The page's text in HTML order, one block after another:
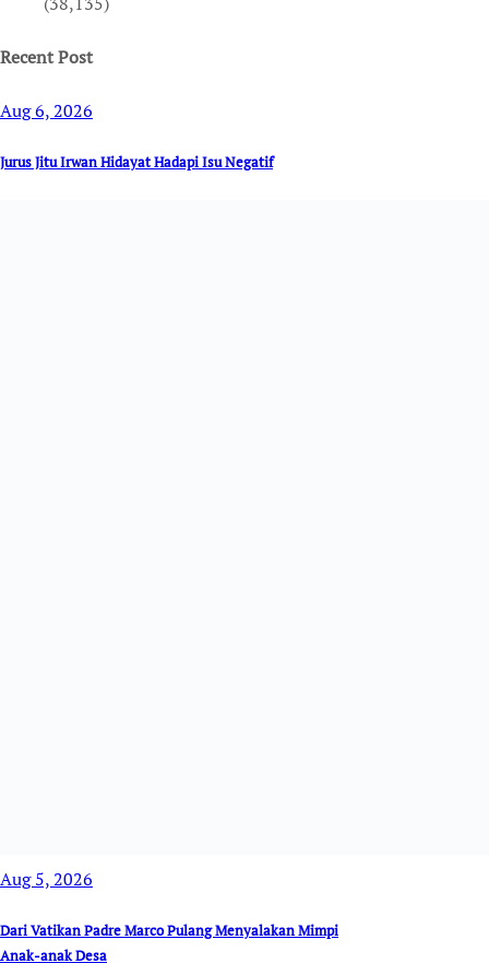
Recent Post
Aug 6, 2026
Jurus Jitu Irwan Hidayat Hadapi Isu Negatif
Aug 5, 2026
Dari Vatikan Padre Marco Pulang Menyalakan Mimpi
Anak-anak Desa